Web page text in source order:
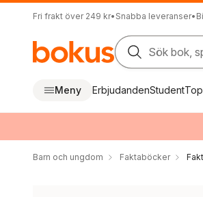
Fri frakt över 249 kr• Snabba leveranser•
Sök bok,
Meny ErbjudandenStudent
Barn och ungdom Faktaböcker